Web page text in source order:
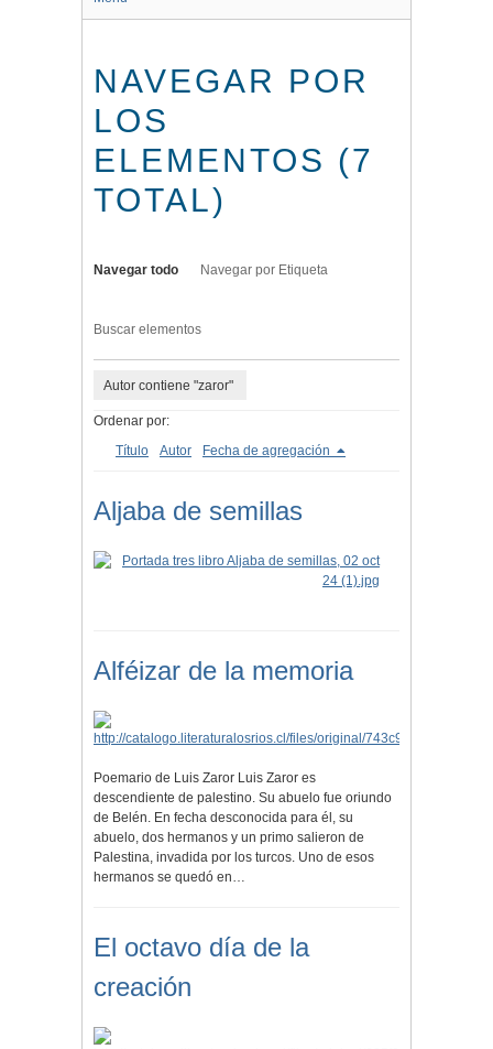
NAVEGAR POR
LOS
ELEMENTOS (7
TOTAL)
Navegar todo Navegar por Etiqueta
Buscar elementos
Autor contiene "zaror"
Ordenar por:
Título
Autor Fecha de agregación
Aljaba de semillas
Alféizar de la memoria
Poemario de Luis Zaror Luis Zaror es
descendiente de palestino. Su abuelo fue oriundo
de Belén. En fecha desconocida para él, su
abuelo, dos hermanos y un primo salieron de
Palestina, invadida por los turcos. Uno de esos
hermanos se quedó en…
El octavo día de la
creación